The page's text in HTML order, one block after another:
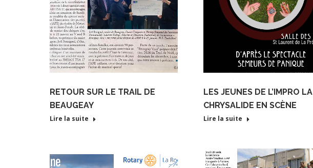
RETOUR SUR LE TRAIL DE
BEAUGEAY
Lire la suite
LES JEUNES DE L’IMPRO LA
CHRYSALIDE EN SCÈNE
Lire la suite